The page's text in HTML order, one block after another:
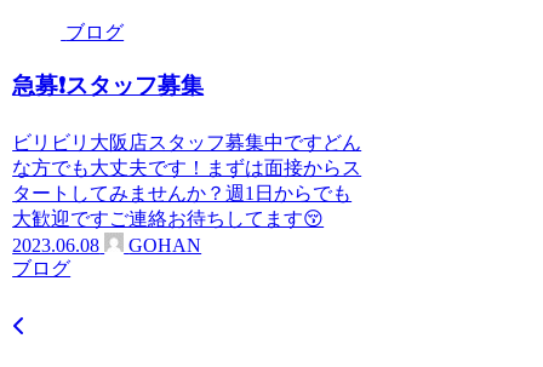
ブログ
急募❗スタッフ募集
ビリビリ大阪店スタッフ募集中ですどん
な方でも大丈夫です！まずは面接からス
タートしてみませんか？週1日からでも
大歓迎ですご連絡お待ちしてます😚
2023.06.08
GOHAN
ブログ